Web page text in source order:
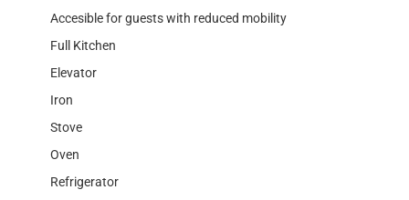
Accesible for guests with reduced mobility
Full Kitchen
Elevator
Iron
Stove
Oven
Refrigerator